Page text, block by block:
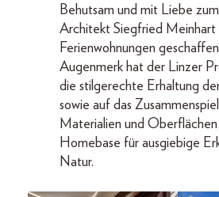
Behutsam und mit Liebe
Architekt Siegfried Meinhart
Ferienwohnungen
Augenmerk hat der Linzer
die stilgerechte Erhaltung
sowie auf das
Materialien und
Homebase für ausgiebige
Natur.